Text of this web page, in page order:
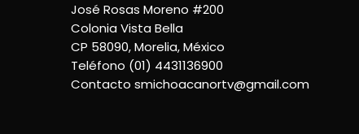
José Rosas Moreno #200
Colonia Vista Bella
CP 58090, Morelia, México
Teléfono (01) 4431136900
Contacto smichoacanortv@gmail.com